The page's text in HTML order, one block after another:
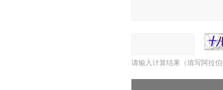
请输入计算结果（填写阿拉